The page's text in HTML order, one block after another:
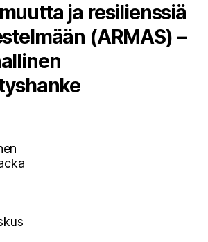
ja resilienssiä
(ARMAS) –